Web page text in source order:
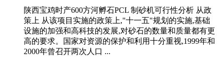
陕西宝鸡时产600方河孵石PCL 制砂机可行性分析 从政
策上 从该项目实施的政策上,"十一五"规划的实施,基础
设施的加强和高科技的发展,对砂石的数量和质量都有更
高的要求。国家对资源的保护和利用十分重视,1999年和
2000年曾召开两次人口 ...